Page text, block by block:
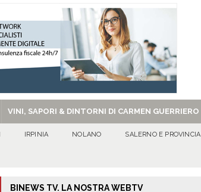
VINI, SAPORI & DINTORNI DI CARMEN GUERRIERO
IRPINIA NOLANO SALERNO E PROVINCIA
BINEWS TV. LA NOSTRA WEBTV